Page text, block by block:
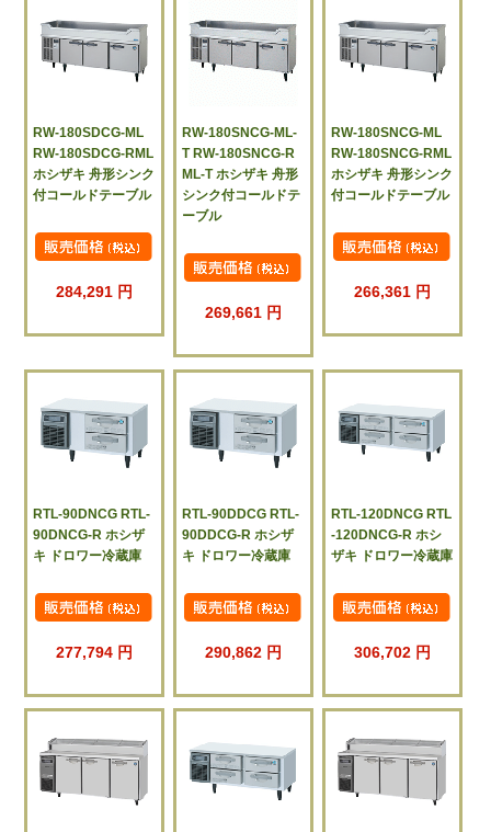
RW-180SDCG-ML
RW-180SDCG-RML
ホシザキ 舟形シンク
付コールドテーブル
284,291 円
RW-180SNCG-ML-
T RW-180SNCG-R
ML-T ホシザキ 舟形
シンク付コールドテ
ーブル
269,661 円
RW-180SNCG-ML
RW-180SNCG-RML
ホシザキ 舟形シンク
付コールドテーブル
266,361 円
RTL-90DNCG RTL-
90DNCG-R ホシザ
キ ドロワー冷蔵庫
277,794 円
RTL-90DDCG RTL-
90DDCG-R ホシザ
キ ドロワー冷蔵庫
290,862 円
RTL-120DNCG RTL
-120DNCG-R ホシ
ザキ ドロワー冷蔵庫
306,702 円